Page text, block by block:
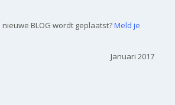
BLOG wordt geplaatst?Meld je
Januari 2017